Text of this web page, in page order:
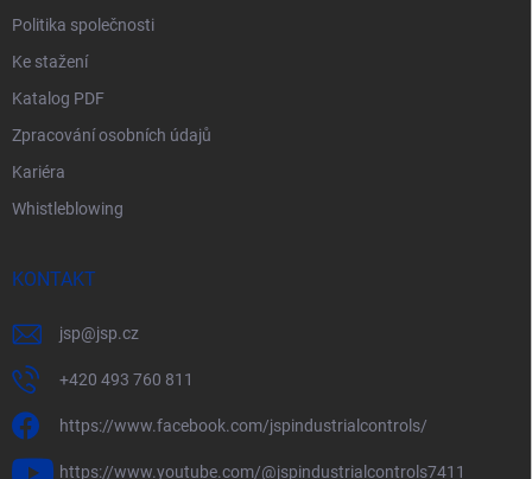
Politika společnosti
Ke stažení
Katalog PDF
Zpracování osobních údajů
Kariéra
Whistleblowing
KONTAKT
jsp@jsp.cz
+420 493 760 811
https://www.facebook.com/jspindustrialcontrols/
https://www.youtube.com/@jspindustrialcontrols7411